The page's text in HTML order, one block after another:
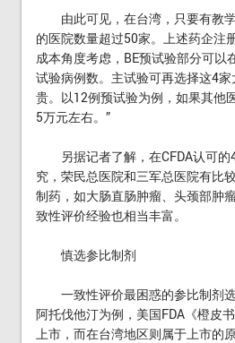
由此可见，在台湾，只要有教学
的医院数量超过50家。上述药企注
成本角度考虑，BE预试验部分可
试验病例数。主试验可再选择这4
贵。以12例预试验为例，如果其他
5万元左右。”
另据记者了解，在CFDA认可的
究，荣民总医院和三军总医院有比
制药，如大肠直肠肿瘤、头颈部肿
致性评价经验也相当丰富。
慎选参比制剂
一致性评价最困惑的参比制剂选
阿托伐他汀为例，美国FDA《橙皮
上市，而在台湾地区则属于上市的